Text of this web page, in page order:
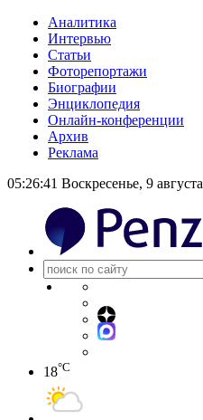
Аналитика
Интервью
Статьи
Фоторепортажи
Биографии
Энциклопедия
Онлайн-конференции
Архив
Реклама
05:26:41 Воскресенье, 9 августа
18°C